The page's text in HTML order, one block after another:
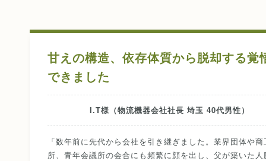
甘えの構造、依存体質から脱却する覚
できました
I.T様（物流機器会社社長 埼玉 40代男性）
「数年前に先代から会社を引き継ぎました。業界団体や
所、青年会議所の会合にも頻繁に顔を出し、父が築いた人